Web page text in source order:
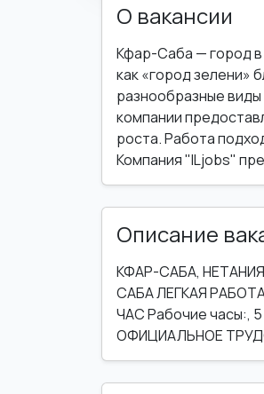
О вакансии
Кфар-Саба — город в
как «город зелени»
разнообразные
компании
роста. Работа
Компания "ILjobs"
Описание
КФАР-САБА,
САБА ЛЕГКАЯ
ЧАС Рабочие часы:,
ОФИЦИАЛЬНОЕ